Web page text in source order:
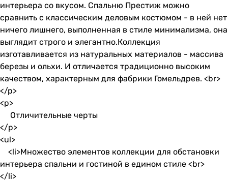
интерьера со вкусом. Спальню Престиж можно
сравнить с классическим деловым костюмом - в ней нет
ничего лишнего, выполненная в стиле минимализма, она
выглядит строго и элегантно.Коллекция
изготавливается из натуральных материалов - массива
березы и ольхи. И отличается традиционно высоким
качеством, характерным для фабрики Гомельдрев. <br>
</p>
<p>
Отличительные черты
</p>
<ul>
<li>Множество элементов коллекции для обстановки
интерьера спальни и гостиной в едином стиле <br>
</li>